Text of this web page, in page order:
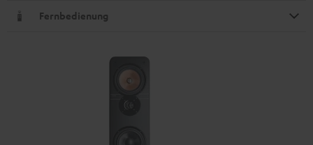
Fernbedienung